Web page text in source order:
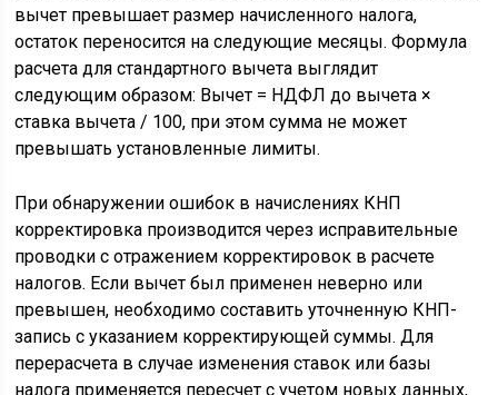
вычет превышает размер начисленного налога,
остаток переносится на следующие месяцы. Формула
расчета для стандартного вычета выглядит
следующим образом: Вычет = НДФЛ до вычета ×
ставка вычета / 100, при этом сумма не может
превышать установленные лимиты.
При обнаружении ошибок в начислениях КНП
корректировка производится через исправительные
проводки с отражением корректировок в расчете
налогов. Если вычет был применен неверно или
превышен, необходимо составить уточненную КНП-
запись с указанием корректирующей суммы. Для
перерасчета в случае изменения ставок или базы
налога применяется пересчет с учетом новых данных,